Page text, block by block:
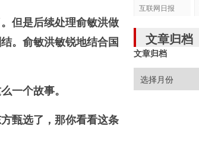
但是后续处理俞敏洪做
。俞敏洪敏锐地结合国
一个故事。
甄选了，那你看看这条
互联网日报
文章归档
文章归档